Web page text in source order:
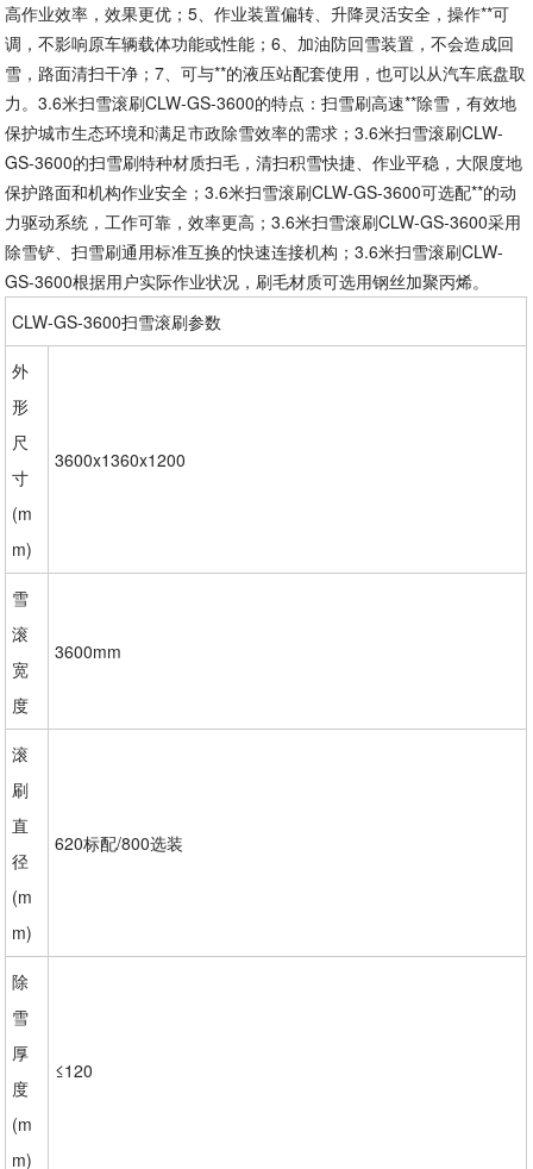
高作业效率，效果更优；5、作业装置偏转、升降灵活安全，操作**可
调，不影响原车辆载体功能或性能；6、加油防回雪装置，不会造成回
雪，路面清扫干净；7、可与**的液压站配套使用，也可以从汽车底盘取
力。3.6米扫雪滚刷CLW-GS-3600的特点：扫雪刷高速**除雪，有效地
保护城市生态环境和满足市政除雪效率的需求；3.6米扫雪滚刷CLW-
GS-3600的扫雪刷特种材质扫毛，清扫积雪快捷、作业平稳，大限度地
保护路面和机构作业安全；3.6米扫雪滚刷CLW-GS-3600可选配**的动
力驱动系统，工作可靠，效率更高；3.6米扫雪滚刷CLW-GS-3600采用
除雪铲、扫雪刷通用标准互换的快速连接机构；3.6米扫雪滚刷CLW-
GS-3600根据用户实际作业状况，刷毛材质可选用钢丝加聚丙烯。
CLW-GS-3600扫雪滚刷参数
外
形
尺
寸
(m
m)
3600x1360x1200
雪
滚
宽
度
3600mm
滚
刷
直
径
(m
m)
620标配/800选装
除
雪
厚
度
(m
m)
≤120